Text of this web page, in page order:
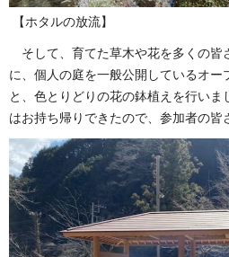
【ホタルの放流】
そして、育てた草木や花を多くの皆
に、個人の庭を一般公開しているオー
と、色とりどりの花の鉢植えを行い
はお持ち帰りできたので、参加者の皆